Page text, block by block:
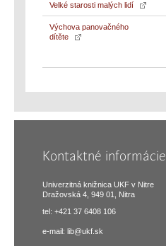
Velké starosti malých lidí
Výchova panovačného
dítěte
Kontaktné informácie
Univerzitná knižnica UKF v Nitre
Dražovská 4, 949 01, Nitra
tel: +421 37 6408 106
e-mail: lib@ukf.sk